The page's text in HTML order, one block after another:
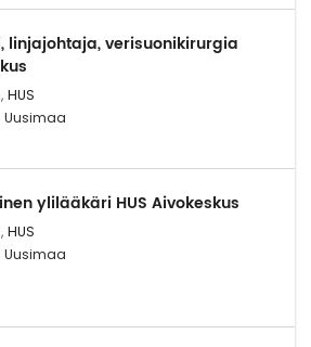
linjajohtaja, verisuonikirurgia
HUS
Uusimaa
ylilääkäri HUS Aivokeskus
HUS
Uusimaa